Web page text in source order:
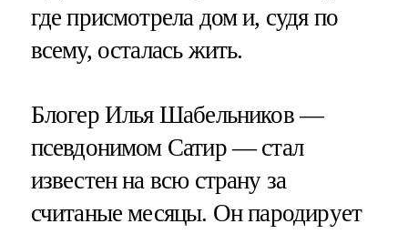
где присмотрела дом и, судя по
всему, осталась жить.
Блогер Илья Шабельников —
псевдонимом Сатир — стал
известен на всю страну за
считаные месяцы. Он пародирует